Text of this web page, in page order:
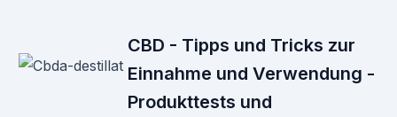
CBD - Tipps und Tricks zur
Einnahme und Verwendung -
Produkttests und